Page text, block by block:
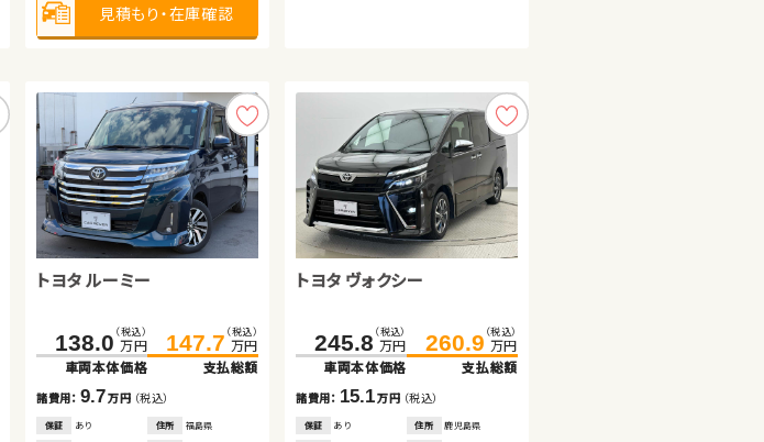
見積もり・在庫確認
トヨタ ルーミー
138.0 （税込）
万円
車両本体価格
147.7 （税込）
万円
支払総額
諸費用： 9.7万円 （税込）
保証 あり 住所 福島県
トヨタ ヴォクシー
245.8 （税込）
万円
車両本体価格
260.9 （税込）
万円
支払総額
諸費用： 15.1万円 （税込）
保証 あり 住所 鹿児島県
トヨタ ノア
367.4（税込）
万円
諸費用：12.3 万円（税込）
あり
埼玉県
年式
2024年 走行
トヨタ ノア
279.7（税込）
万円
諸費用：7.7万円（税込）
なし
岡山県
年式
2021年 走行
日産 セレナ
241.5 （税込）
万円
車両本体価格
256.8 （税込）
万円
支払総額
諸費用： 15.3万円（税込）
保証 あり 住所 埼玉県
ホンダ フィット ハイブリッド
38.0 （税込）
万円
車両本体価格
46.1 （税込）
万円
支払総額
諸費用： 8.1 万円（税込）
保証 あり 住所 岐阜県